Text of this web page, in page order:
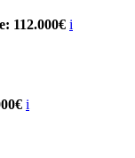
112.000€ i
i